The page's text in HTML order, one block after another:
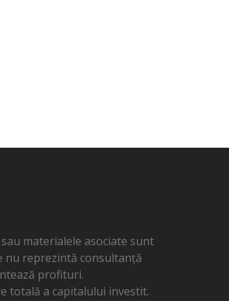
materialele asociate sunt
nu reprezintă consultanță
profituri.
totală a capitalului investit.